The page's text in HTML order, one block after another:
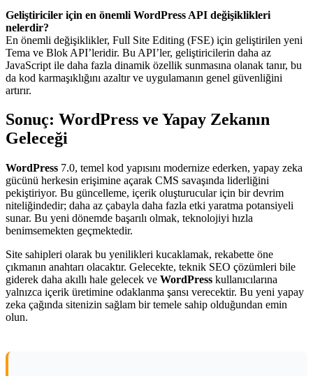
Geliştiriciler için en önemli WordPress API değişiklikleri
nelerdir?
En önemli değişiklikler, Full Site Editing (FSE) için geliştirilen yeni
Tema ve Blok API’leridir. Bu API’ler, geliştiricilerin daha az
JavaScript ile daha fazla dinamik özellik sunmasına olanak tanır, bu
da kod karmaşıklığını azaltır ve uygulamanın genel güvenliğini
artırır.
Sonuç: WordPress ve Yapay Zekanın
Geleceği
WordPress 7.0, temel kod yapısını modernize ederken, yapay zeka
gücünü herkesin erişimine açarak CMS savaşında liderliğini
pekiştiriyor. Bu güncelleme, içerik oluşturucular için bir devrim
niteliğindedir; daha az çabayla daha fazla etki yaratma potansiyeli
sunar. Bu yeni dönemde başarılı olmak, teknolojiyi hızla
benimsemekten geçmektedir.
Site sahipleri olarak bu yenilikleri kucaklamak, rekabette öne
çıkmanın anahtarı olacaktır. Gelecekte, teknik SEO çözümleri bile
giderek daha akıllı hale gelecek ve WordPress kullanıcılarına
yalnızca içerik üretimine odaklanma şansı verecektir. Bu yeni yapay
zeka çağında sitenizin sağlam bir temele sahip olduğundan emin
olun.